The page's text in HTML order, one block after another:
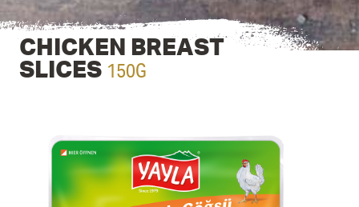
CHICKEN BREAST
SLICES 150G